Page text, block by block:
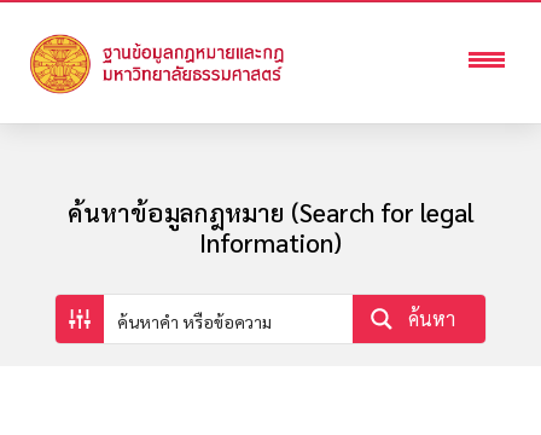
ค้นหาข้อมูลกฎหมาย (Search for legal
Information)
ค้นหา